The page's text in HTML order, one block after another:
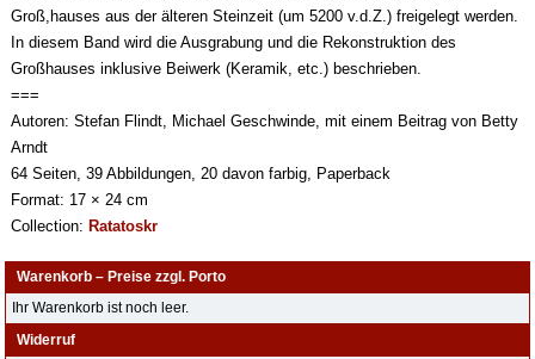
Groß,hauses aus der älteren Steinzeit (um 5200 v.d.Z.) freigelegt werden.
In diesem Band wird die Ausgrabung und die Rekonstruktion des
Großhauses inklusive Beiwerk (Keramik, etc.) beschrieben.
===
Autoren: Stefan Flindt, Michael Geschwinde, mit einem Beitrag von Betty
Arndt
64 Seiten, 39 Abbildungen, 20 davon farbig, Paperback
Format: 17 × 24 cm
Collection: Ratatoskr
Warenkorb – Preise zzgl. Porto
Ihr Warenkorb ist noch leer.
Widerruf